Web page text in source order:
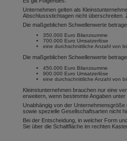
Unternehmen gelten als
Abschlussstichtagen nicht überschreiten.
Die maßgeblichen Schwellenwerte
350.000 Euro Bilanzsumme
700.000 Euro Umsatzerlöse
eine durchschnittliche Anzahl von
Die maßgeblichen Schwellenwerte
450.000 Euro Bilanzsumme
900.000 Euro Umsatzerlöse
eine durchschnittliche Anzahl von
Kleinstunternehmen brauchen nur eine
erweitern, wenn bestimmte Angaben
Unabhängig von der
sowie spezielle Gesellschaftsarten nicht
Bei der Entscheidung, in welcher Form
Sie über die Schaltfläche im rechten